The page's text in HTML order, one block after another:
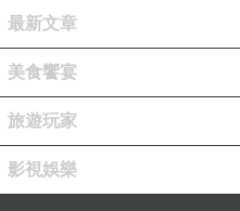
最新文章
美食饗宴
旅遊玩家
影視娛樂